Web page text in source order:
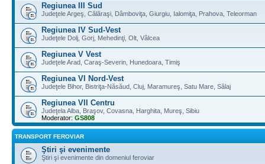
Regiunea III Sud
Judeţele Argeş, Călăraşi, Dâmboviţa, Giurgiu, Ialomiţa, Prahova, Teleorman
Regiunea IV Sud-Vest
Judeţele Dolj, Gorj, Mehedinţi, Olt, Vâlcea
Regiunea V Vest
Judeţele Arad, Caraş-Severin, Hunedoara, Timiş
Regiunea VI Nord-Vest
Judeţele Bihor, Bistriţa-Năsăud, Cluj, Maramureş, Satu Mare, Sălaj
Regiunea VII Centru
Judeţela Alba, Braşov, Covasna, Harghita, Mureş, Sibiu
Moderator: GS808
TRANSPORT FEROVIAR
Ştiri şi evenimente
Ştiri şi evenimente din domeniul feroviar